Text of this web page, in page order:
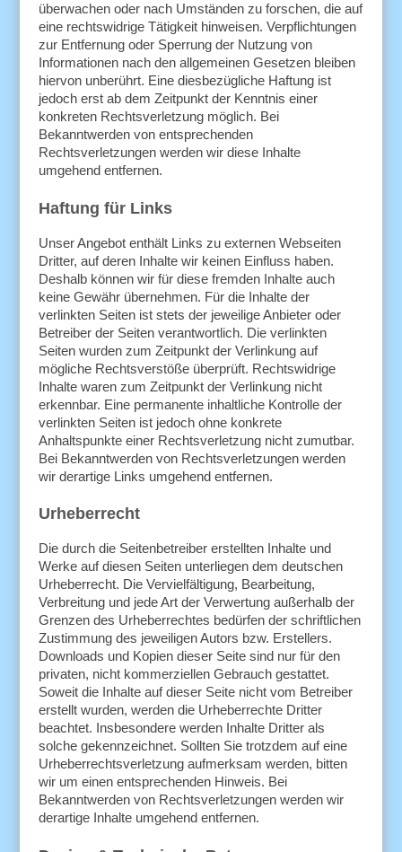
überwachen oder nach Umständen zu forschen, die auf
eine rechtswidrige Tätigkeit hinweisen. Verpflichtungen
zur Entfernung oder Sperrung der Nutzung von
Informationen nach den allgemeinen Gesetzen bleiben
hiervon unberührt. Eine diesbezügliche Haftung ist
jedoch erst ab dem Zeitpunkt der Kenntnis einer
konkreten Rechtsverletzung möglich. Bei
Bekanntwerden von entsprechenden
Rechtsverletzungen werden wir diese Inhalte
umgehend entfernen.
Haftung für Links
Unser Angebot enthält Links zu externen Webseiten
Dritter, auf deren Inhalte wir keinen Einfluss haben.
Deshalb können wir für diese fremden Inhalte auch
keine Gewähr übernehmen. Für die Inhalte der
verlinkten Seiten ist stets der jeweilige Anbieter oder
Betreiber der Seiten verantwortlich. Die verlinkten
Seiten wurden zum Zeitpunkt der Verlinkung auf
mögliche Rechtsverstöße überprüft. Rechtswidrige
Inhalte waren zum Zeitpunkt der Verlinkung nicht
erkennbar. Eine permanente inhaltliche Kontrolle der
verlinkten Seiten ist jedoch ohne konkrete
Anhaltspunkte einer Rechtsverletzung nicht zumutbar.
Bei Bekanntwerden von Rechtsverletzungen werden
wir derartige Links umgehend entfernen.
Urheberrecht
Die durch die Seitenbetreiber erstellten Inhalte und
Werke auf diesen Seiten unterliegen dem deutschen
Urheberrecht. Die Vervielfältigung, Bearbeitung,
Verbreitung und jede Art der Verwertung außerhalb der
Grenzen des Urheberrechtes bedürfen der schriftlichen
Zustimmung des jeweiligen Autors bzw. Erstellers.
Downloads und Kopien dieser Seite sind nur für den
privaten, nicht kommerziellen Gebrauch gestattet.
Soweit die Inhalte auf dieser Seite nicht vom Betreiber
erstellt wurden, werden die Urheberrechte Dritter
beachtet. Insbesondere werden Inhalte Dritter als
solche gekennzeichnet. Sollten Sie trotzdem auf eine
Urheberrechtsverletzung aufmerksam werden, bitten
wir um einen entsprechenden Hinweis. Bei
Bekanntwerden von Rechtsverletzungen werden wir
derartige Inhalte umgehend entfernen.